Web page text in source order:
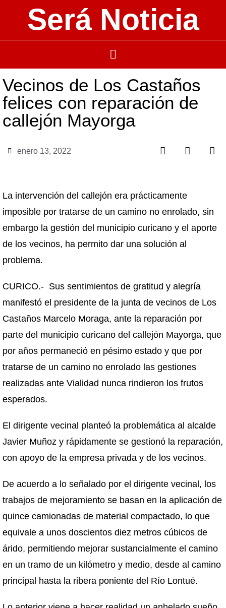
Será Noticia
Vecinos de Los Castaños
felices con reparación de
callejón Mayorga
enero 13, 2022
La intervención del callejón era prácticamente
imposible por tratarse de un camino no enrolado, sin
embargo la gestión del municipio curicano y el aporte
de los vecinos, ha permito dar una solución al
problema.
CURICO.- Sus sentimientos de gratitud y alegría
manifestó el presidente de la junta de vecinos de Los
Castaños Marcelo Moraga, ante la reparación por
parte del municipio curicano del callejón Mayorga, que
por años permaneció en pésimo estado y que por
tratarse de un camino no enrolado las gestiones
realizadas ante Vialidad nunca rindieron los frutos
esperados.
El dirigente vecinal planteó la problemática al alcalde
Javier Muñoz y rápidamente se gestionó la reparación,
con apoyo de la empresa privada y de los vecinos.
De acuerdo a lo señalado por el dirigente vecinal, los
trabajos de mejoramiento se basan en la aplicación de
quince camionadas de material compactado, lo que
equivale a unos doscientos diez metros cúbicos de
árido, permitiendo mejorar sustancialmente el camino
en un tramo de un kilómetro y medio, desde al camino
principal hasta la ribera poniente del Río Lontué.